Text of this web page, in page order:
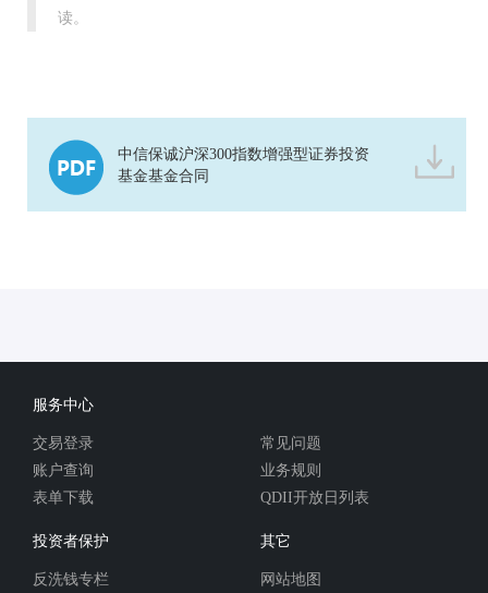
读。
中信保诚沪深300指数增强型证券投资
基金基金合同
服务中心
交易登录
账户查询
表单下载
常见问题
业务规则
QDII开放日列表
投资者保护
反洗钱专栏
其它
网站地图